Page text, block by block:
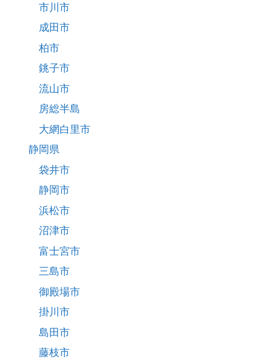
市川市
成田市
柏市
銚子市
流山市
房総半島
大網白里市
静岡県
袋井市
静岡市
浜松市
沼津市
富士宮市
三島市
御殿場市
掛川市
島田市
藤枝市